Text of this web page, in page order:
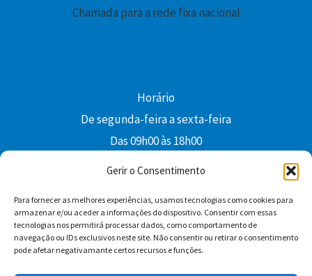
Gerir o Consentimento
Para fornecer as melhores experiências, usamos tecnologias como cookies para
armazenar e/ou aceder a informações do dispositivo. Consentir com essas
tecnologias nos permitirá processar dados, como comportamento de
navegação ou IDs exclusivos neste site. Não consentir ou retirar o consentimento
pode afetar negativamante certos recursos e funções.
Chamada para a rede fixa nacional
Horário
De segunda-feira a sexta-feira
Das 09h00 às 18h00
Facebook YouTube Instagram
Whatsapp
Condições Gerais de Venda